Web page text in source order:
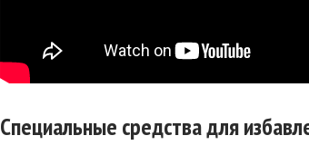
Специальные средства для